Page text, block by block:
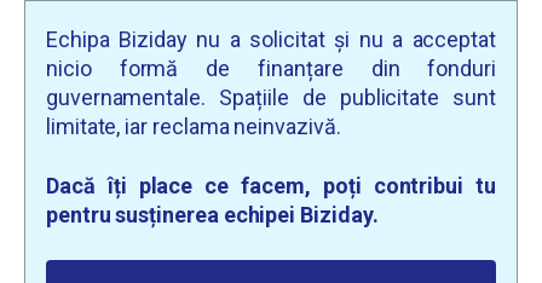
Echipa Biziday nu a solicitat și nu a acceptat
nicio formă de finanțare din fonduri
guvernamentale. Spațiile de publicitate sunt
limitate, iar reclama neinvazivă.
Dacă îți place ce facem, poți contribui tu
pentru susținerea echipei Biziday.